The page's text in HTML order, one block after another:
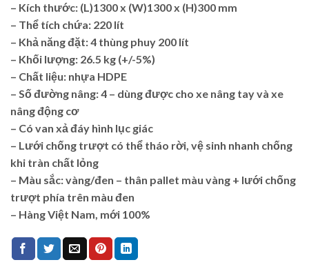
– Kích thước: (L)1300 x (W)1300 x (H)300 mm
– Thể tích chứa: 220 lít
– Khả năng đặt: 4 thùng phuy 200 lít
– Khối lượng: 26.5 kg (+/-5%)
– Chất liệu: nhựa HDPE
– Số đường nâng: 4 – dùng được cho xe nâng tay và xe
nâng động cơ
– Có van xả đáy hình lục giác
– Lưới chống trượt có thể tháo rời, vệ sinh nhanh chống
khi tràn chất lỏng
– Màu sắc: vàng/đen – thân pallet màu vàng + lưới chống
trượt phía trên màu đen
– Hàng Việt Nam, mới 100%